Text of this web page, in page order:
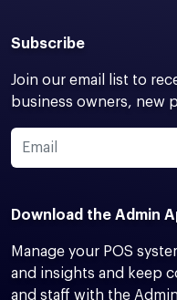
Subscribe
Join our email list to
business owners, new
Download the Admin
Manage your POS
and insights and keep
and staff with the